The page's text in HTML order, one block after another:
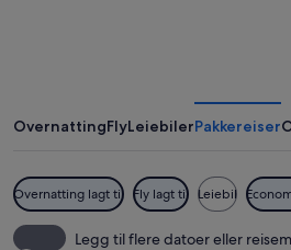
OvernattingFlyLeiebilerPakkereiser
Overnatting lagt til Fly lagt til Leiebil
Legg til flere datoer eller